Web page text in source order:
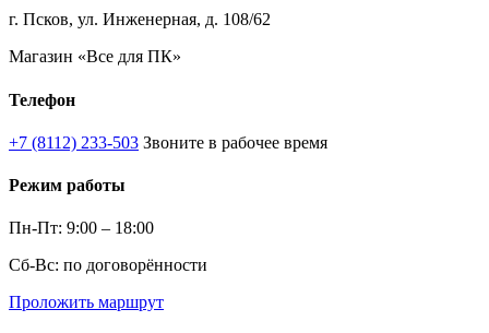
г. Псков, ул. Инженерная, д. 108/62
Магазин «Все для ПК»
Телефон
+7 (8112) 233-503 Звоните в рабочее время
Режим работы
Пн-Пт: 9:00 – 18:00
Сб-Вс: по договорённости
Проложить маршрут